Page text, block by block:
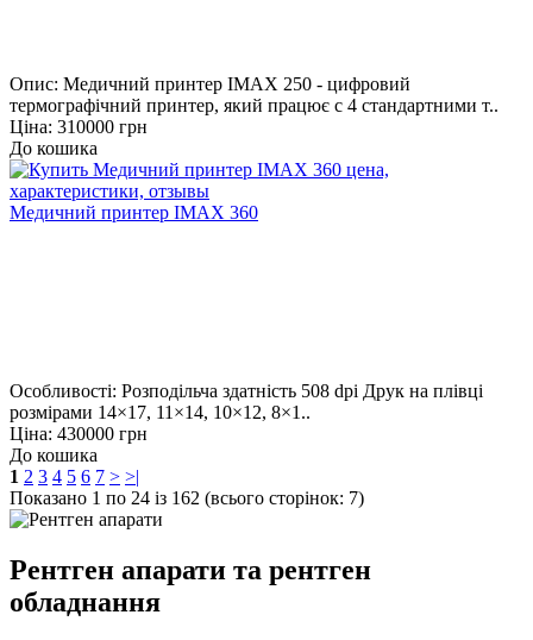
Опис: Медичний принтер IMAX 250 - цифровий
термографічний принтер, який працює c 4 стандартними т..
Ціна: 310000 грн
До кошика
Медичний принтер IMAX 360
Особливості: Розподільча здатність 508 dpi Друк на плівці
розмірами 14×17, 11×14, 10×12, 8×1..
Ціна: 430000 грн
До кошика
1 2 3 4 5 6 7 > >|
Показано 1 по 24 із 162 (всього сторінок: 7)
Рентген апарати та рентген
обладнання